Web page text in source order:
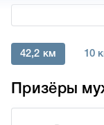
42,2 км 10
Призёры